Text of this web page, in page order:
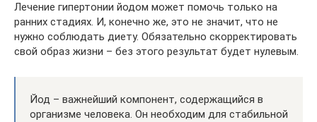
Лечение гипертонии йодом может помочь только на
ранних стадиях. И, конечно же, это не значит, что не
нужно соблюдать диету. Обязательно скорректировать
свой образ жизни – без этого результат будет нулевым.
Йод – важнейший компонент, содержащийся в
организме человека. Он необходим для стабильной